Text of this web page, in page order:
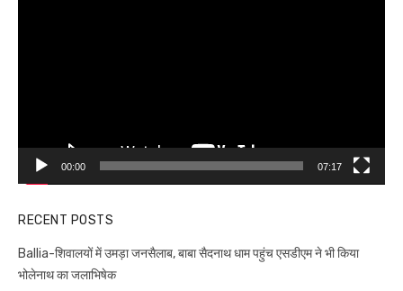
00:00 07:17
RECENT POSTS
Ballia-शिवालयों में उमड़ा जनसैलाब, बाबा सैदनाथ धाम पहुंच एसडीएम ने भी किया
भोलेनाथ का जलाभिषेक